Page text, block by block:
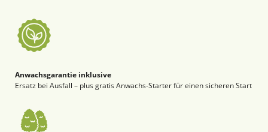
Anwachsgarantie inklusive
Ersatz bei Ausfall – plus gratis Anwachs-Starter für einen sicheren Start